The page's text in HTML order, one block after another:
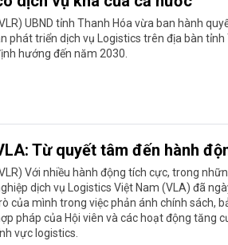
UBND tỉnh Thanh Hóa vừa ban hành
phát triển dịch vụ Logistics trên địa bàn
hướng đến năm 2030.
Từ quyết tâm đến hành
Với nhiều hành động tích cực, trong
dịch vụ Logistics Việt Nam (VLA) đã
của mình trong việc phản ánh chính sách,
pháp của Hội viên và các hoạt động tăng
vực logistics.